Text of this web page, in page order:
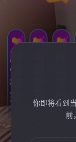
你即将看到
前